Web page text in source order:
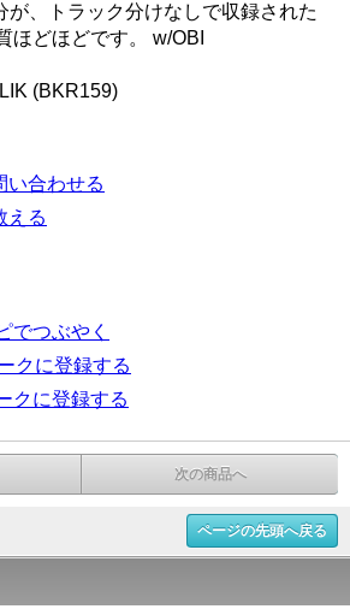
が、トラック分けなしで収録された
ほどほどです。 w/OBI
(BKR159)
い合わせる
える
でつぶやく
クに登録する
クに登録する
次の商品へ
ページの先頭へ戻る